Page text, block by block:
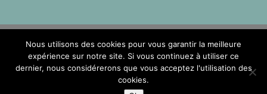
2017©Temps de Rêve -Mentions
Nous utilisons des cookies pour vous garantir la meilleure
expérience sur notre site. Si vous continuez à utiliser ce
dernier, nous considérerons que vous acceptez l'utilisation des
cookies.